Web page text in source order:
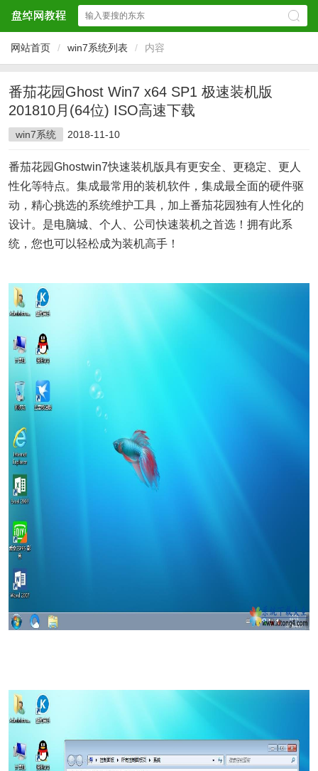
网站首页 / win7系统列表 / 内容
番茄花园Ghost Win7 x64 SP1 极速装机版
201810月(64位) ISO高速下载
win7系统 2018-11-10
番茄花园Ghostwin7快速装机版具有更安全、更稳定、更人
性化等特点。集成最常用的装机软件，集成最全面的硬件驱
动，精心挑选的系统维护工具，加上番茄花园独有人性化的
设计。是电脑城、个人、公司快速装机之首选！拥有此系
统，您也可以轻松成为装机高手！